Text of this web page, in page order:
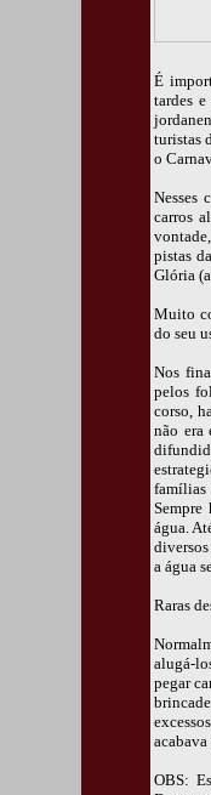
É
tardes
turistas
o
Nesses
carros
pistas
Glória
Muito
do seu
Nos
pelos
corso,
não era
Sempre
água.
a água
Raras
alugá-
pegar
acabava
OBS: